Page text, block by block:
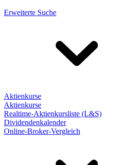
Erweiterte Suche
Aktienkurse
Aktienkurse
Realtime-Aktienkursliste (L&S)
Dividendenkalender
Online-Broker-Vergleich